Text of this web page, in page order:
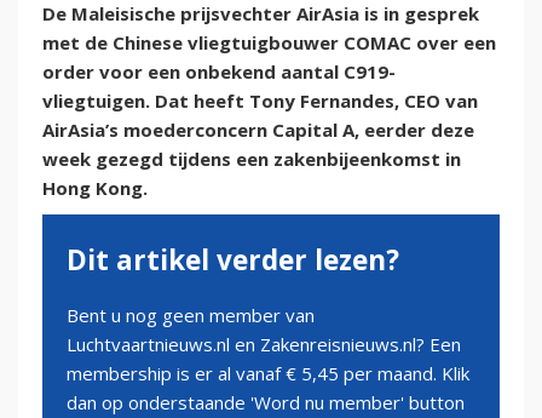
De Maleisische prijsvechter AirAsia is in gesprek
met de Chinese vliegtuigbouwer COMAC over een
order voor een onbekend aantal C919-
vliegtuigen. Dat heeft Tony Fernandes, CEO van
AirAsia’s moederconcern Capital A, eerder deze
week gezegd tijdens een zakenbijeenkomst in
Hong Kong.
Dit artikel verder lezen?
Bent u nog geen member van
Luchtvaartnieuws.nl en Zakenreisnieuws.nl? Een
membership is er al vanaf € 5,45 per maand. Klik
dan op onderstaande 'Word nu member' button